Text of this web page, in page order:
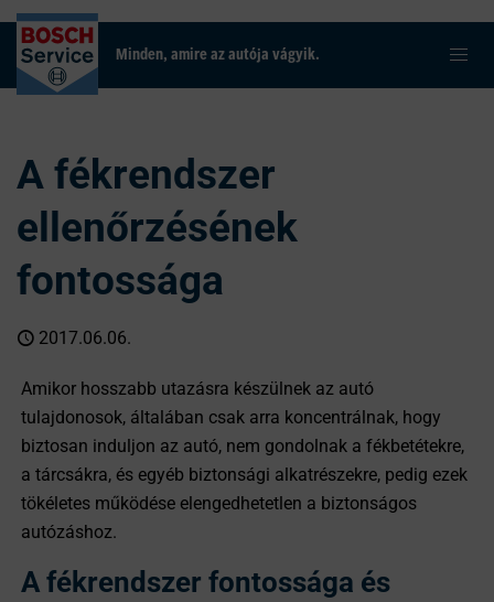
Minden, amire az autója vágyik.
A fékrendszer
ellenőrzésének
fontossága
2017.06.06.
Amikor hosszabb utazásra készülnek az autó
tulajdonosok, általában csak arra koncentrálnak, hogy
biztosan induljon az autó, nem gondolnak a fékbetétekre,
a tárcsákra, és egyéb biztonsági alkatrészekre, pedig ezek
tökéletes működése elengedhetetlen a biztonságos
autózáshoz.
A fékrendszer fontossága és